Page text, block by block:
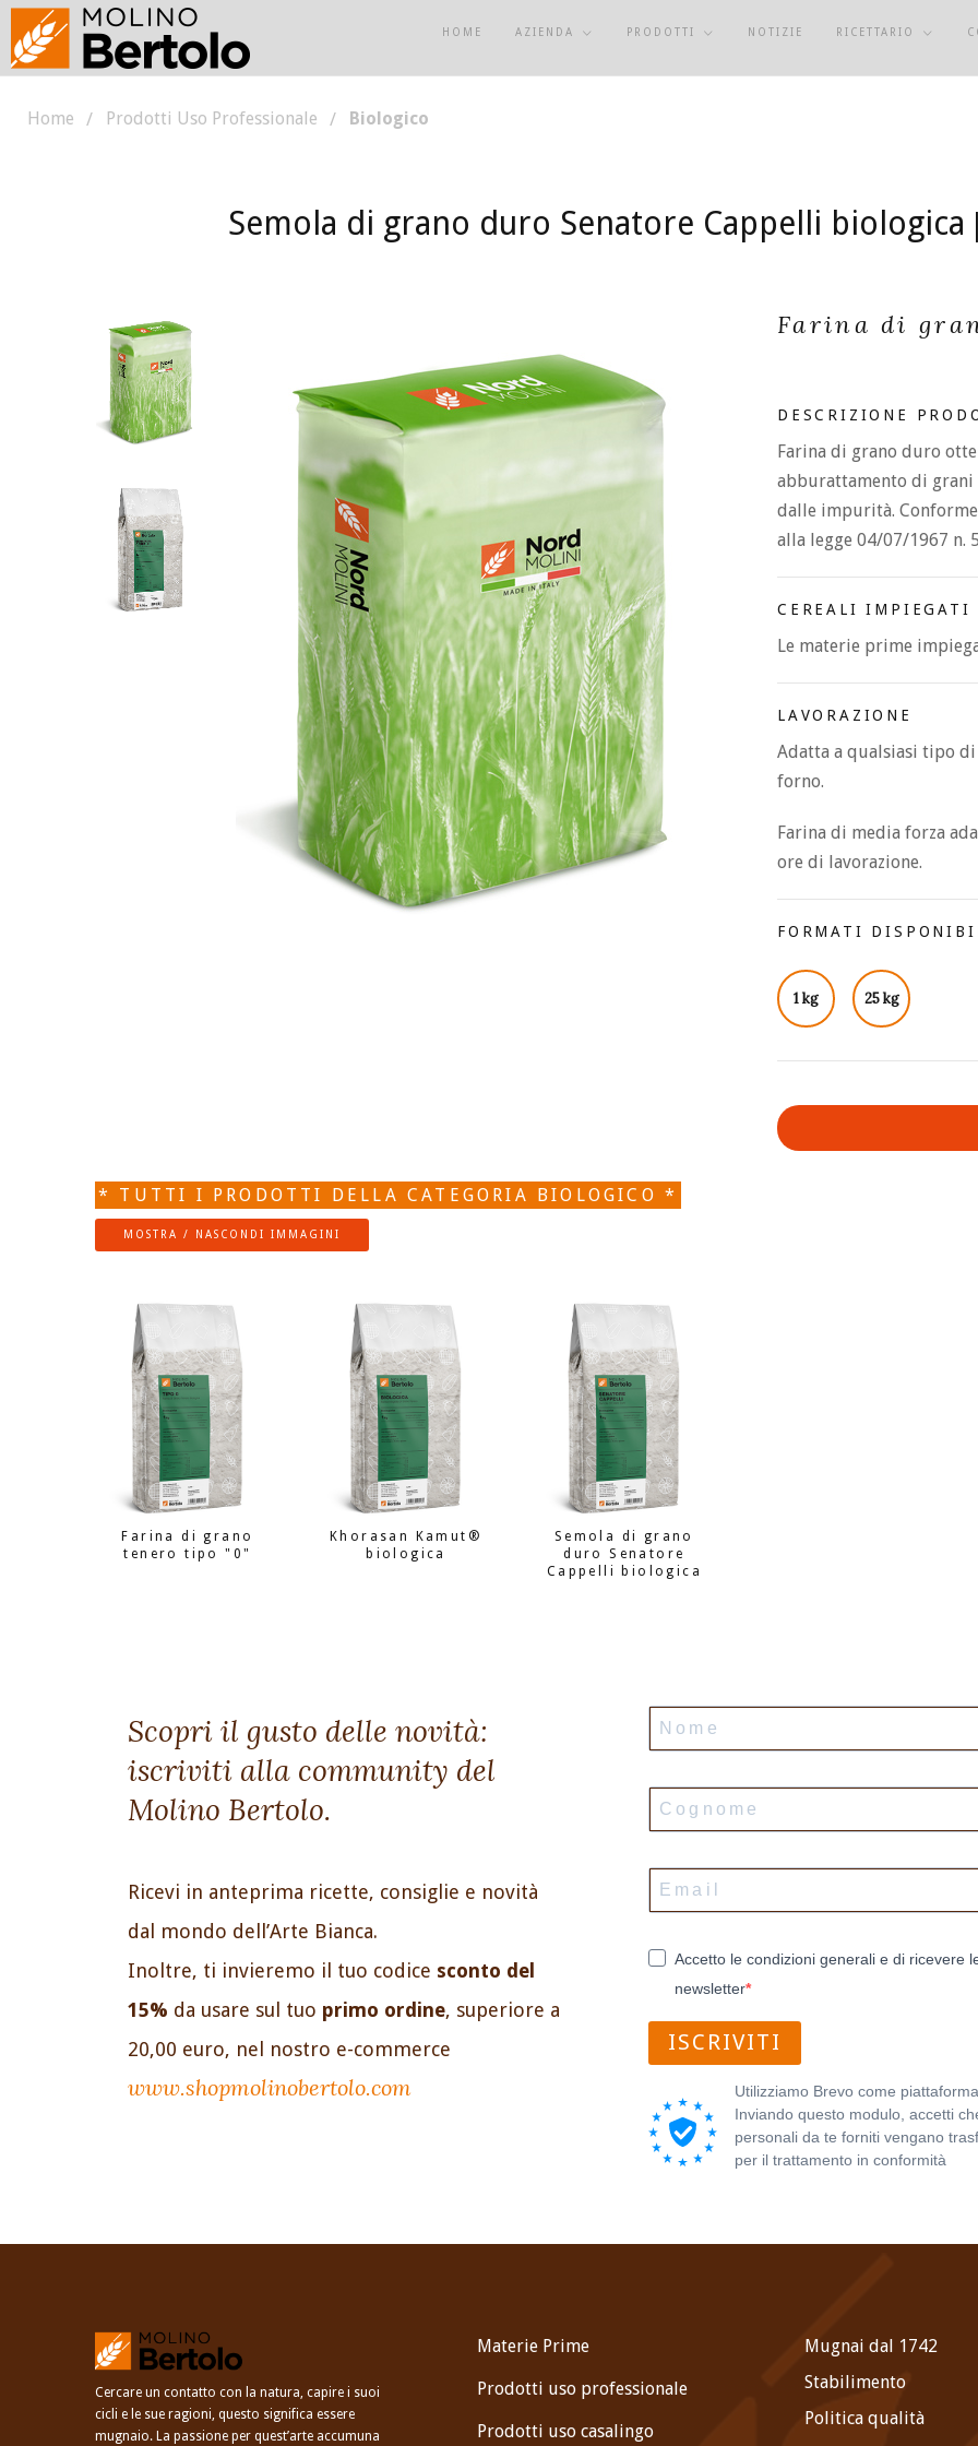
HOME AZIENDA PRODOTTI NOTIZIE RICETTARIO
Home Prodotti Uso Professionale Biologico
Semola di grano duro Senatore Cappelli biologica
Farina di
DESCRIZIONE
Farina di grano duro
abburattamento di grani
dalle impurità.
alla legge 04/07/1967 n.
CEREALI IMPIEGATI
Le materie prime
LAVORAZIONE
Adatta a qualsiasi tipo
forno.
Farina di media forza
ore di lavorazione.
FORMATI
1 kg 25 kg
* TUTTI I PRODOTTI DELLA CATEGORIA BIOLOGICO *
MOSTRA / NASCONDI IMMAGINI
Farina di grano
tenero tipo "0"
Khorasan Kamut®
biologica
Semola di grano
duro Senatore
Cappelli biologica
Scopri il gusto delle novità:
iscriviti alla community del
Molino Bertolo.
Ricevi in anteprima ricette, consiglie e novità
dal mondo dell’Arte Bianca.
Inoltre, ti invieremo il tuo codice sconto del
15% da usare sul tuo primo ordine, superiore a
20,00 euro, nel nostro e-commerce
www.shopmolinobertolo.com
Accetto le condizioni generali e di ricevere
newsletter
ISCRIVITI
Utilizziamo Brevo come
Inviando questo modulo, accetti
personali da te forniti vengano
per il trattamento in conformità
Cercare un contatto con la natura, capire i suoi
cicli e le sue ragioni, questo significa essere
mugnaio. La passione per quest’arte accumuna
Materie Prime
Prodotti uso professionale
Prodotti uso casalingo
Mugnai dal 1742
Stabilimento
Politica qualità